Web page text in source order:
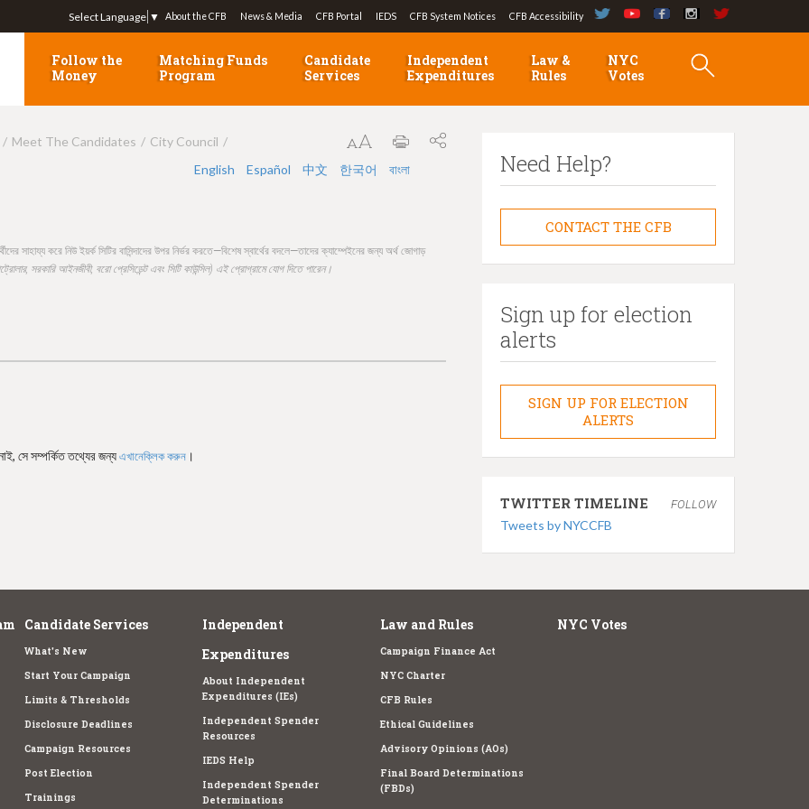
Jump to navigation
Select Language ▼ About the CFB News & Media CFB Portal IEDS CFB System Notices CFB Accessibility
Follow the
Money
Matching Funds
Program
Candidate
Services
Independent
Expenditures
Law &
Rules
NYC
Votes
Meet The Candidates
City Council
English
Español 中文 한국어 বাংলা
সাহায্য করে নিউ ইয়র্ক সিটির বাসিন্দাদের উপর নির্ভর করতে—বিশেষ স্বার্থের বদলে—তাদের ক্যাম্পেইনের জন্য অর্থ জোগাড়
সরকারি আইনজীবী, বরো প্রেসিডেন্ট এবং সিটি কাউন্সিল) এই প্রোগ্রামে যোগ দিতে পারেন।
সে সম্পর্কিত তথ্যের জন্যএখানেক্লিক করুন ।
Need Help?
CONTACT THE CFB
Sign up for election
alerts
SIGN UP FOR ELECTION
ALERTS
TWITTER TIMELINE FOLLOW
Tweets by NYCCFB
Candidate Services
What's New
Start Your Campaign
Limits & Thresholds
Disclosure Deadlines
Campaign Resources
Post Election
Trainings
Independent
Expenditures
About Independent
Expenditures (IEs)
Independent Spender
Resources
IEDS Help
Independent Spender
Determinations
Law and Rules
Campaign Finance Act
NYC Charter
CFB Rules
Ethical Guidelines
Advisory Opinions (AOs)
Final Board Determinations
(FBDs)
NYC Votes